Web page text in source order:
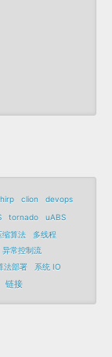
clion devops
tornado uABS
缩算法
多线程
异常控制流
法部署 系统 IO
链接